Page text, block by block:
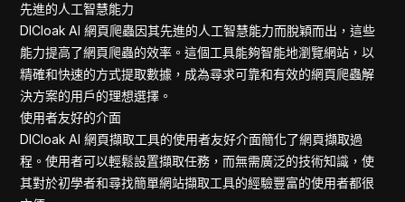
Amazon
Tiktok
Google
先進的人工智慧能力
DICloak AI 網頁爬蟲因其先進的人工智慧能力而脫穎而出，這些
能力提高了網頁爬蟲的效率。這個工具能夠智能地瀏覽網站，以
精確和快速的方式提取數據，成為尋求可靠和有效的網頁爬蟲解
決方案的用戶的理想選擇。
使用者友好的介面
DICloak AI 網頁擷取工具的使用者友好介面簡化了網頁擷取過
程。使用者可以輕鬆設置擷取任務，而無需廣泛的技術知識，使
其對於初學者和尋找簡單網站擷取工具的經驗豐富的使用者都很